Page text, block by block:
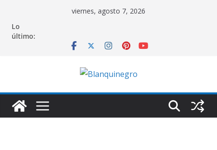
contenido
viernes, agosto 7, 2026
Lo
último: